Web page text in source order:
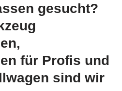
gesucht?
für Profis und
sind wir